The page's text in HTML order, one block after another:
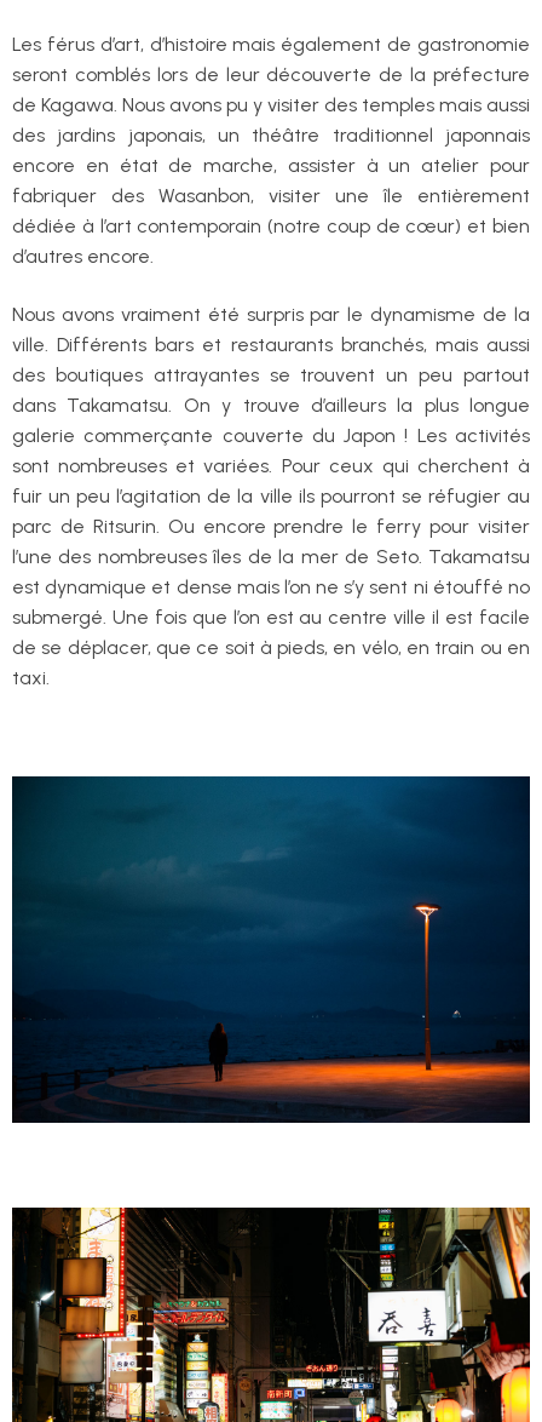
Les férus d’art, d’histoire mais également de gastronomie
seront comblés lors de leur découverte de la préfecture
de Kagawa. Nous avons pu y visiter des temples mais aussi
des jardins japonais, un théâtre traditionnel japonnais
encore en état de marche, assister à un atelier pour
fabriquer des Wasanbon, visiter une île entièrement
dédiée à l’art contemporain (notre coup de cœur) et bien
d’autres encore.
Nous avons vraiment été surpris par le dynamisme de la
ville. Différents bars et restaurants branchés, mais aussi
des boutiques attrayantes se trouvent un peu partout
dans Takamatsu. On y trouve d’ailleurs la plus longue
galerie commerçante couverte du Japon ! Les activités
sont nombreuses et variées. Pour ceux qui cherchent à
fuir un peu l’agitation de la ville ils pourront se réfugier au
parc de Ritsurin. Ou encore prendre le ferry pour visiter
l’une des nombreuses îles de la mer de Seto. Takamatsu
est dynamique et dense mais l’on ne s’y sent ni étouffé no
submergé. Une fois que l’on est au centre ville il est facile
de se déplacer, que ce soit à pieds, en vélo, en train ou en
taxi.